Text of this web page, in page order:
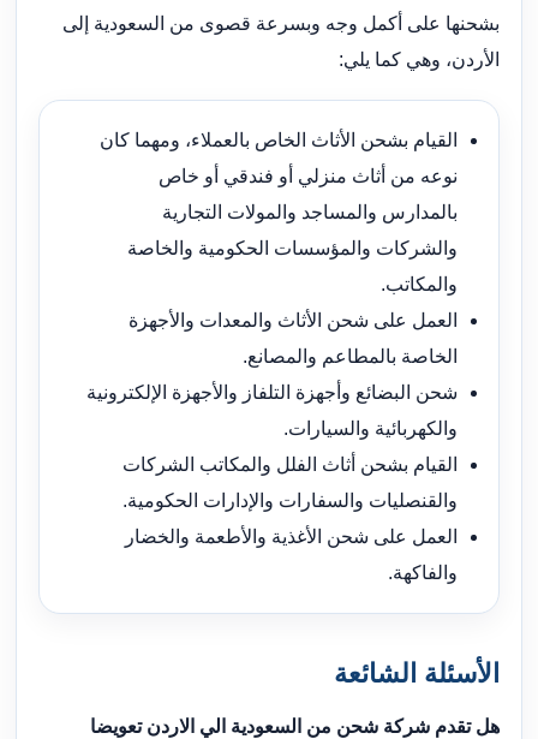
بشحنها على أكمل وجه وبسرعة قصوى من السعودية إلى
الأردن، وهي كما يلي:
القيام بشحن الأثاث الخاص بالعملاء، ومهما كان
نوعه من أثاث منزلي أو فندقي أو خاص
بالمدارس والمساجد والمولات التجارية
والشركات والمؤسسات الحكومية والخاصة
والمكاتب.
العمل على شحن الأثاث والمعدات والأجهزة
الخاصة بالمطاعم والمصانع.
شحن البضائع وأجهزة التلفاز والأجهزة الإلكترونية
والكهربائية والسيارات.
القيام بشحن أثاث الفلل والمكاتب الشركات
والقنصليات والسفارات والإدارات الحكومية.
العمل على شحن الأغذية والأطعمة والخضار
والفاكهة.
الأسئلة الشائعة
هل تقدم شركة شحن من السعودية الي الاردن تعويضا